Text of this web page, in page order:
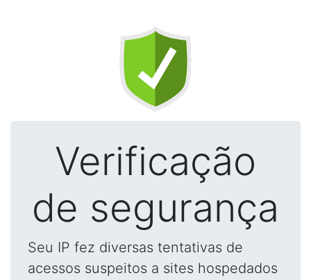
Verificação
de segurança
Seu IP fez diversas tentativas de
acessos suspeitos a sites hospedados